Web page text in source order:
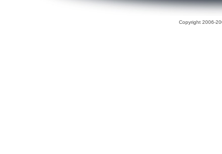
Copyright 2006-